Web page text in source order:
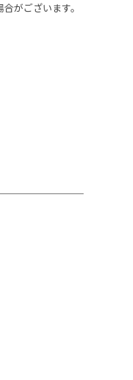
がございます。